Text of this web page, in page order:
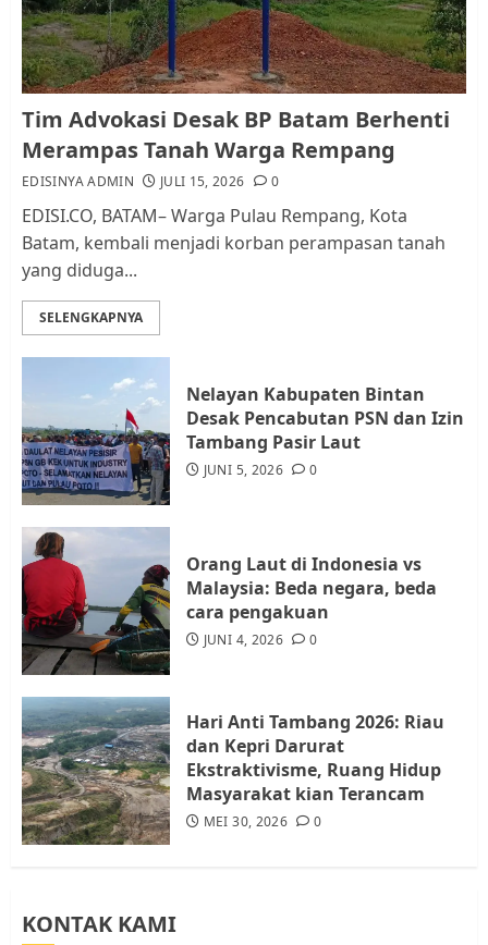
1
AGUSTUS 1, 2026 0
Kader Pajak jadi Penghubung
Pemerintah dan Masyarakat di
Lingkungan RT/RW
AGUSTUS 1, 2026
4
Warga Rempang Ajukan
Audiensi dengan Wali Kota
5
Tim Advokasi Desak BP Batam
Berhenti Merampas Tanah
Tim Advokasi Desak BP Batam Berhenti
Merampas Tanah Warga Rempang
EDISINYA ADMIN JULI 15, 2026 0
EDISI.CO, BATAM– Warga Pulau Rempang, Kota
Batam, kembali menjadi korban perampasan tanah
yang diduga...
SELENGKAPNYA
Nelayan Kabupaten Bintan
Desak Pencabutan PSN dan Izin
Tambang Pasir Laut
JUNI 5, 2026 0
Orang Laut di Indonesia vs
Malaysia: Beda negara, beda
cara pengakuan
JUNI 4, 2026 0
Hari Anti Tambang 2026: Riau
dan Kepri Darurat
Ekstraktivisme, Ruang Hidup
Masyarakat kian Terancam
MEI 30, 2026 0
KONTAK KAMI